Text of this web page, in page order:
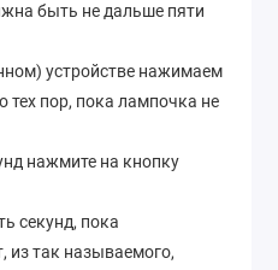
быть не дальше пяти
устройстве нажимаем
тех пор, пока лампочка не
нажмите на кнопку
секунд, пока
из так называемого,